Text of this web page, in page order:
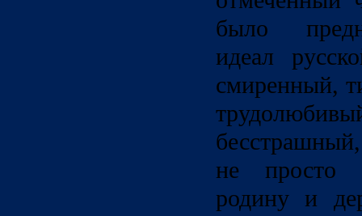
было
идеал
смиренный,
не просто
родину и